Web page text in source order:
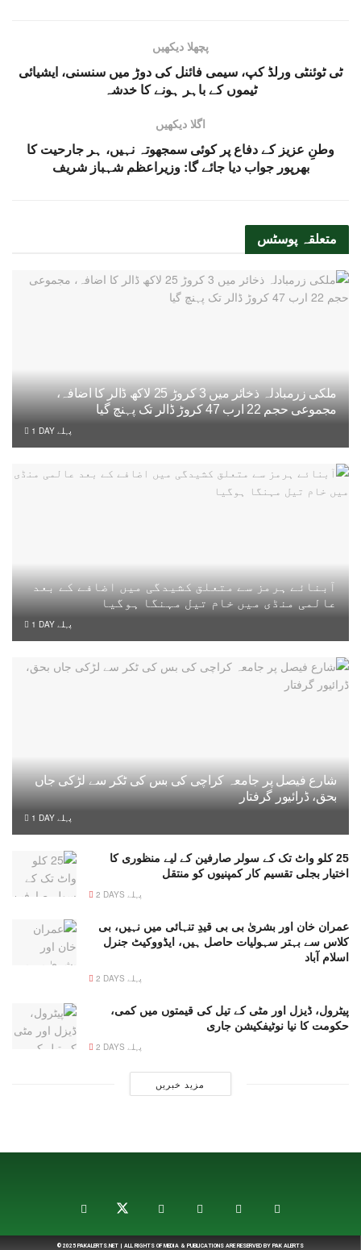
پچھلا دیکھیں
ٹی ٹوئنٹی ورلڈ کپ، سیمی فائنل کی دوڑ میں سنسنی، ایشیائی
ٹیموں کے باہر ہونے کا خدشہ
اگلا دیکھیں
وطنِ عزیز کے دفاع پر کوئی سمجھوتہ نہیں، ہر جارحیت کا
بھرپور جواب دیا جائے گا: وزیراعظم شہباز شریف
متعلقہ پوسٹس
ملکی زرمبادلہ ذخائر میں 3 کروڑ 25 لاکھ ڈالر کا اضافہ،
مجموعی حجم 22 ارب 47 کروڑ ڈالر تک پہنچ گیا
1 DAY پہلے
آبنائے ہرمز سے متعلق کشیدگی میں اضافے کے بعد
عالمی منڈی میں خام تیل مہنگا ہوگیا
1 DAY پہلے
شارع فیصل پر جامعہ کراچی کی بس کی ٹکر سے لڑکی جاں
بحق، ڈرائیور گرفتار
1 DAY پہلے
25 کلو واٹ تک کے سولر صارفین کے لیے منظوری کا
اختیار بجلی تقسیم کار کمپنیوں کو منتقل
2 DAYS پہلے
عمران خان اور بشریٰ بی بی قیدِ تنہائی میں نہیں، بی
کلاس سے بہتر سہولیات حاصل ہیں، ایڈووکیٹ جنرل
اسلام آباد
2 DAYS پہلے
پیٹرول، ڈیزل اور مٹی کے تیل کی قیمتوں میں کمی،
حکومت کا نیا نوٹیفکیشن جاری
2 DAYS پہلے
مزید خبریں
© 2025 PAKALERTS.NET| ALL RIGHTS OF MEDIA & PUBLICATIONS ARE RESERVED BY PAK ALERTS